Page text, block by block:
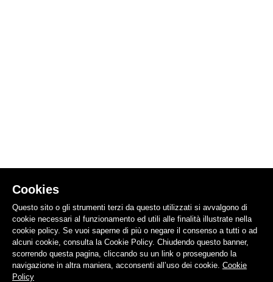
Cookies
Questo sito o gli strumenti terzi da questo utilizzati si avvalgono di
cookie necessari al funzionamento ed utili alle finalità illustrate nella
cookie policy. Se vuoi saperne di più o negare il consenso a tutti o ad
alcuni cookie, consulta la Cookie Policy. Chiudendo questo banner,
scorrendo questa pagina, cliccando su un link o proseguendo la
navigazione in altra maniera, acconsenti all’uso dei cookie. Cookie
Policy